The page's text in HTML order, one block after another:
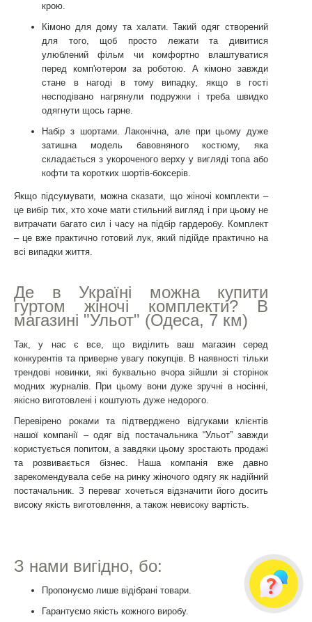
крою.
Кімоно для дому та халати. Такий одяг створений
для того, щоб просто лежати та дивитися
улюблений фільм чи комфортно влаштуватися
перед комп'ютером за роботою. А кімоно завжди
стане в нагоді в тому випадку, якщо в гості
несподівано нагрянули подружки і треба швидко
одягнути щось гарне.
Набір з шортами. Лаконічна, але при цьому дуже
затишна модель бавовняного костюму, яка
складається з укороченого верху у вигляді топа або
кофти та коротких шортів-боксерів.
Якщо підсумувати, можна сказати, що жіночі комплекти –
це вибір тих, хто хоче мати стильний вигляд і при цьому не
витрачати багато сил і часу на підбір гардеробу. Комплект
– це вже практично готовий лук, який підійде практично на
всі випадки життя.
Де в Україні можна купити
гуртом жіночі комплекти? В
магазині "Ульот" (Одеса, 7 км)
Так, у нас є все, що виділить ваш магазин серед
конкурентів та приверне увагу покупців. В наявності тільки
трендові новинки, які буквально вчора зійшли зі сторінок
модних журналів. При цьому вони дуже зручні в носінні,
якісно виготовлені і коштують дуже недорого.
Перевірено роками та підтверджено відгуками клієнтів
нашої компанії – одяг від постачальника “Ульот” завжди
користується попитом, а завдяки цьому зростають продажі
та розвивається бізнес. Наша компанія вже давно
зарекомендувала себе на ринку жіночого одягу як надійний
постачальник. З переваг хочеться відзначити його досить
високу якість виготовлення, а також невисоку вартість.
З нами вигідно, бо:
Пропонуємо лише відібрані товари.
Гарантуємо якість кожного виробу.